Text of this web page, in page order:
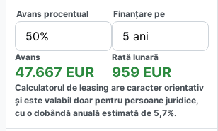
Autentifică-te
Nu ai oferte favorite
Avans procentual
50%
Finanțare pe
5 ani
Avans
47.667 EUR
Rată lunară
959 EUR
Calculatorul de leasing are caracter orientativ
și este valabil doar pentru persoane juridice,
cu o dobândă anuală estimată de 5,7%.